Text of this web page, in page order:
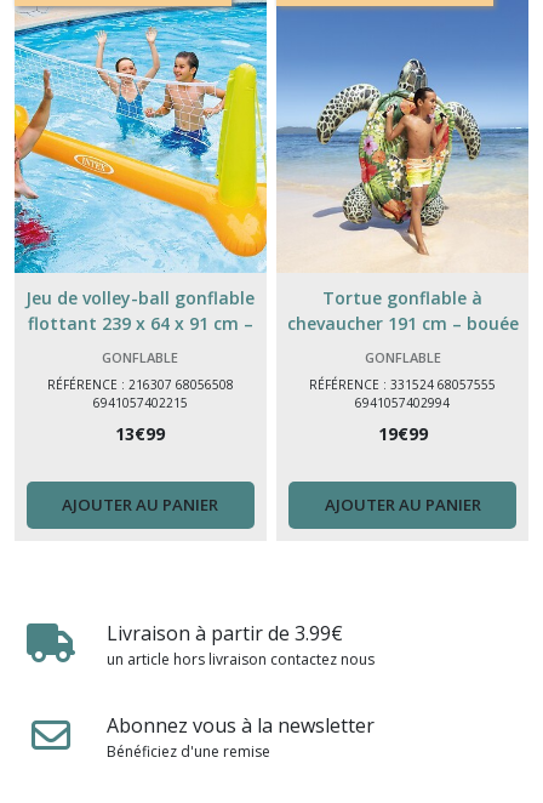
Jeu de volley-ball gonflable
flottant 239 x 64 x 91 cm –
jeu piscine Intex
GONFLABLE
RÉFÉRENCE : 216307 68056508
6941057402215
13€99
AJOUTER AU PANIER
Tortue gonflable à
chevaucher 191 cm – bouée
piscine enfant Intex
GONFLABLE
RÉFÉRENCE : 331524 68057555
6941057402994
19€99
AJOUTER AU PANIER
Livraison à partir de 3.99€
un article hors livraison contactez nous
Abonnez vous à la newsletter
Bénéficiez d'une remise